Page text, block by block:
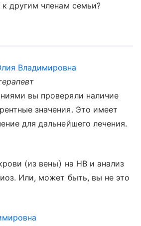
к другим членам семьи?
Владимировна
вы проверяли наличие
значения. Это имеет
для дальнейшего лечения.
(из вены) на НВ и анализ
Или, может быть, вы не это